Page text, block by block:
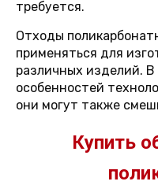
требуется.
Отходы
применяться для
различных изделий.
особенностей
они могут также
Купить